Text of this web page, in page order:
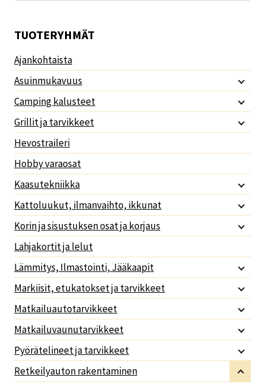
TUOTERYHMÄT
Ajankohtaista
Asuinmukavuus
Camping kalusteet
Grillit ja tarvikkeet
Hevostraileri
Hobby varaosat
Kaasutekniikka
Kattoluukut, ilmanvaihto, ikkunat
Korin ja sisustuksen osat ja korjaus
Lahjakortit ja lelut
Lämmitys, Ilmastointi, Jääkaapit
Markiisit, etukatokset ja tarvikkeet
Matkailuautotarvikkeet
Matkailuvaunutarvikkeet
Pyörätelineet ja tarvikkeet
Retkeilyauton rakentaminen